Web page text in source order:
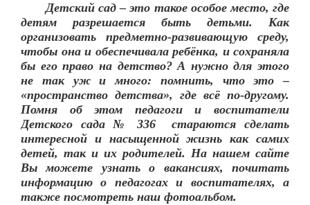
Детский сад – это такое особое место, где
детям разрешается быть детьми. Как
организовать предметно-развивающую среду,
чтобы она и обеспечивала ребёнка, и сохраняла
бы его право на детство? А нужно для этого
не так уж и много: помнить, что это –
«пространство детства», где всё по-другому.
Помня об этом педагоги и воспитатели
Детского сада № 336 стараются сделать
интересной и насыщенной жизнь как самих
детей, так и их родителей. На нашем сайте
Вы можете узнать о вакансиях, почитать
информацию о педагогах и воспитателях, а
также посмотреть наш фотоальбом.